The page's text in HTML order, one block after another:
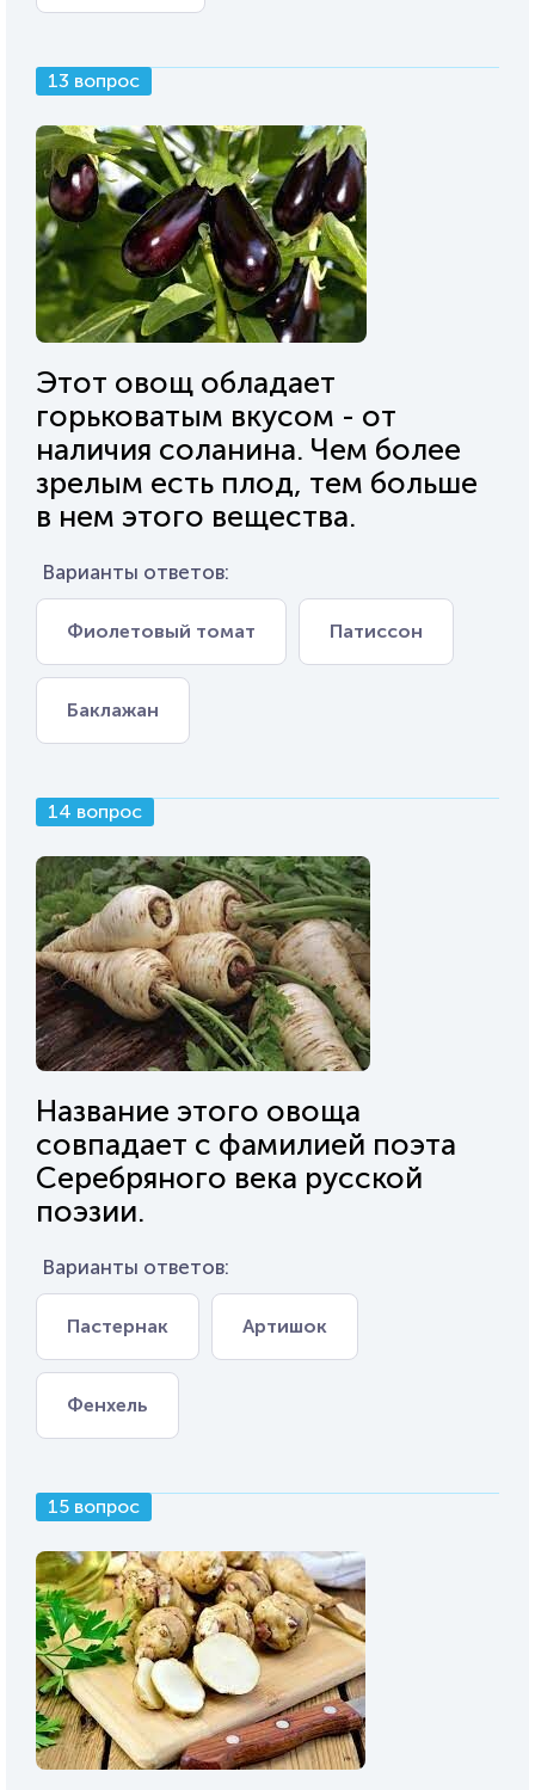
13 вопрос
Этот овощ обладает
горьковатым вкусом - от
наличия соланина. Чем более
зрелым есть плод, тем больше
в нем этого вещества.
Варианты ответов:
Фиолетовый томат Патиссон
Баклажан
14 вопрос
Название этого овоща
совпадает с фамилией поэта
Серебряного века русской
поэзии.
Варианты ответов:
Пастернак Артишок
Фенхель
15 вопрос